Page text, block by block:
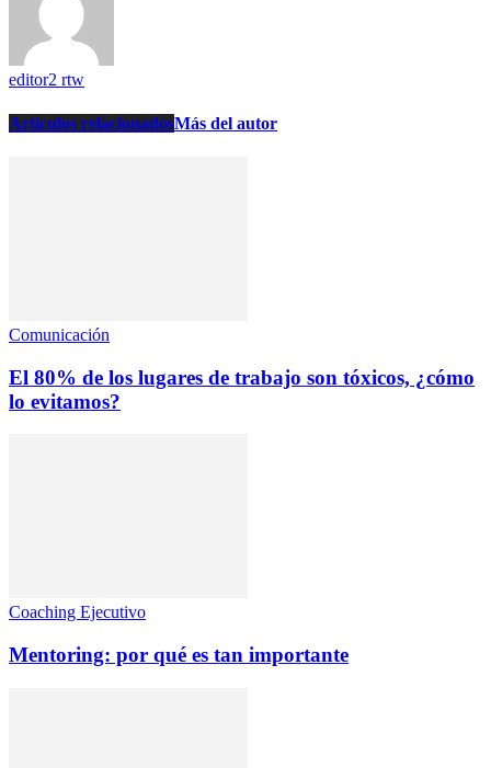
editor2 rtw
Artículos relacionadosMás del autor
Comunicación
El 80% de los lugares de trabajo son tóxicos, ¿cómo
lo evitamos?
Coaching Ejecutivo
Mentoring: por qué es tan importante